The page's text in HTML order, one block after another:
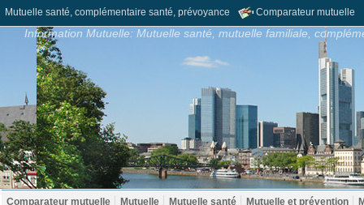
Mutuelle santé, complémentaire santé, prévoyance Comparateur mutuelle
Information Mutuelle: Mutuelle santé, mutuelle familiale,
Comparateur mutuelle Mutuelle Mutuelle santé Mutuelle et prévention